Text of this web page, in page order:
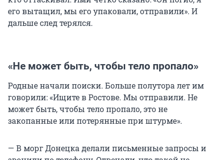
его вытащил, мы его упаковали, отправили». И
дальше след терялся.
«Не может быть, чтобы тело пропало»
Родные начали поиски. Больше полутора лет им
говорили: «Ищите в Ростове. Мы отправили. Не
может быть, чтобы тело пропало, это не
закопанные или потерянные при штурме».
— В морг Донецка делали письменные запросы и